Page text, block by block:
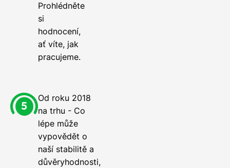
Prohlédněte
si
hodnocení,
ať víte, jak
pracujeme.
Od roku 2018
na trhu - Co
lépe může
vypovědět o
naší stabilitě a
důvěryhodnosti,